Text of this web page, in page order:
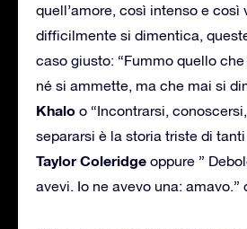
quell’amore, così intenso e così
difficilmente si dimentica,
caso giusto: “Fummo quello
né si ammette, ma che mai si
Khalo o “Incontrarsi,
separarsi è la storia triste di tanti
Taylor Coleridge oppure ”
avevi. Io ne avevo una: amavo.”